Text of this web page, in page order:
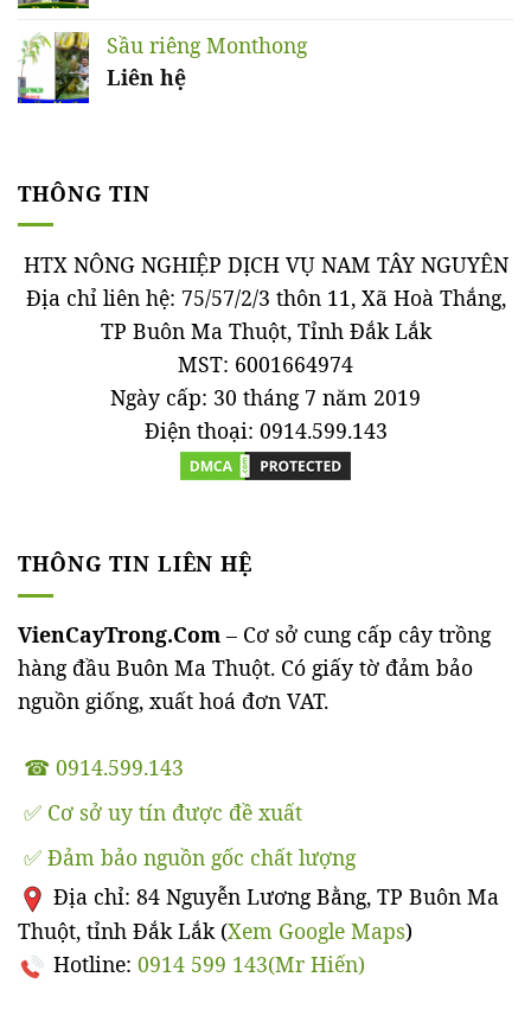
Sầu riêng Monthong
Liên hệ
THÔNG TIN
HTX NÔNG NGHIỆP DỊCH VỤ NAM TÂY NGUYÊN
Địa chỉ liên hệ: 75/57/2/3 thôn 11, Xã Hoà Thắng,
TP Buôn Ma Thuột, Tỉnh Đắk Lắk
MST: 6001664974
Ngày cấp: 30 tháng 7 năm 2019
Điện thoại: 0914.599.143
THÔNG TIN LIÊN HỆ
VienCayTrong.Com – Cơ sở cung cấp cây trồng
hàng đầu Buôn Ma Thuột. Có giấy tờ đảm bảo
nguồn giống, xuất hoá đơn VAT.
☎ 0914.599.143
✅ Cơ sở uy tín được đề xuất
✅ Đảm bảo nguồn gốc chất lượng
Địa chỉ: 84 Nguyễn Lương Bằng, TP Buôn Ma
Thuột, tỉnh Đắk Lắk (Xem Google Maps)
Hotline: 0914 599 143(Mr Hiến)